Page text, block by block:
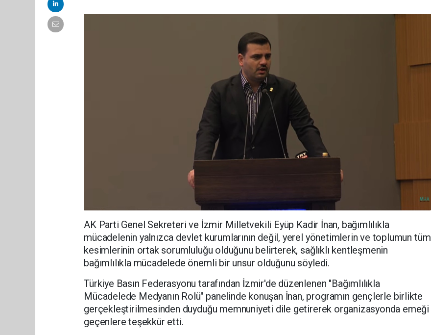
AK Parti Genel Sekreteri ve İzmir Milletvekili Eyüp Kadir İnan, bağımlılıkla
mücadelenin yalnızca devlet kurumlarının değil, yerel yönetimlerin ve toplumun tüm
kesimlerinin ortak sorumluluğu olduğunu belirterek, sağlıklı kentleşmenin
bağımlılıkla mücadelede önemli bir unsur olduğunu söyledi.
Türkiye Basın Federasyonu tarafından İzmir'de düzenlenen "Bağımlılıkla
Mücadelede Medyanın Rolü" panelinde konuşan İnan, programın gençlerle birlikte
gerçekleştirilmesinden duyduğu memnuniyeti dile getirerek organizasyonda emeği
geçenlere teşekkür etti.